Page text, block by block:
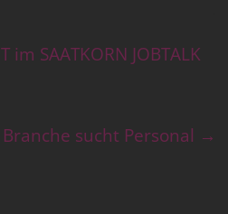
im SAATKORN JOBTALK
Branche sucht Personal →